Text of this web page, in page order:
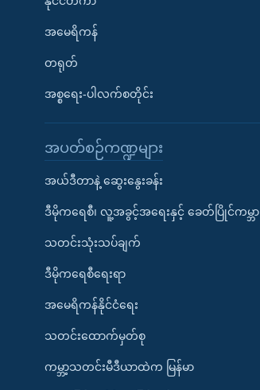
အမေရိကန်
တရုတ်
အစ္စရေး-ပါလက်စတိုင်း
အပတ်စဉ်ကဏ္ဍများ
အယ်ဒီတာနဲ့ ဆွေးနွေးခန်း
ဒီမိုကရေစီ၊ လူ့အခွင့်အရေးနှင့် ခေတ်ပြိုင်ကမ္ဘာ
သတင်းသုံးသပ်ချက်
ဒီမိုကရေစီရေးရာ
အမေရိကန်နိုင်ငံရေး
သတင်းထောက်မှတ်စု
ကမ္ဘာ့သတင်းမီဒီယာထဲက မြန်မာ